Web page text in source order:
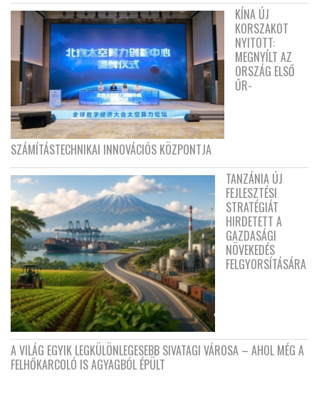
KÍNA ÚJ
KORSZAKOT
NYITOTT:
MEGNYÍLT AZ
ORSZÁG ELSŐ
ŰR-
SZÁMÍTÁSTECHNIKAI INNOVÁCIÓS KÖZPONTJA
TANZÁNIA ÚJ
FEJLESZTÉSI
STRATÉGIÁT
HIRDETETT A
GAZDASÁGI
NÖVEKEDÉS
FELGYORSÍTÁSÁRA
A VILÁG EGYIK LEGKÜLÖNLEGESEBB SIVATAGI VÁROSA – AHOL MÉG A
FELHŐKARCOLÓ IS AGYAGBÓL ÉPÜLT